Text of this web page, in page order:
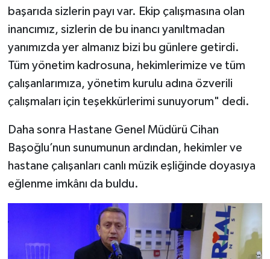
başarıda sizlerin payı var. Ekip çalışmasına olan
inancımız, sizlerin de bu inancı yanıltmadan
yanımızda yer almanız bizi bu günlere getirdi.
Tüm yönetim kadrosuna, hekimlerimize ve tüm
çalışanlarımıza, yönetim kurulu adına özverili
çalışmaları için teşekkürlerimi sunuyorum" dedi.
Daha sonra Hastane Genel Müdürü Cihan
Başoğlu’nun sunumunun ardından, hekimler ve
hastane çalışanları canlı müzik eşliğinde doyasıya
eğlenme imkânı da buldu.